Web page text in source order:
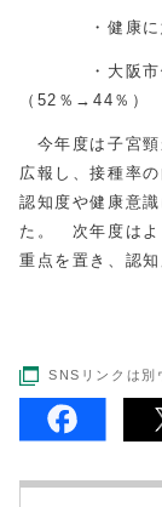
・健康に意識
・大阪市健康
（52％→44％）
今年度は子宮頸
広報し、接種率
認知度や健康意
た。 次年度はよ
重点を置き、認
SNSリンクは別